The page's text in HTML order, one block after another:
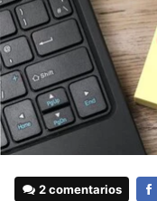
2 comentarios